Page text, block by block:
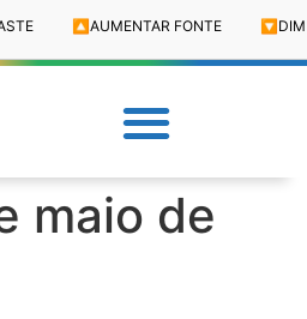
🔼 AUMENTAR FONTE 🔽
maio de